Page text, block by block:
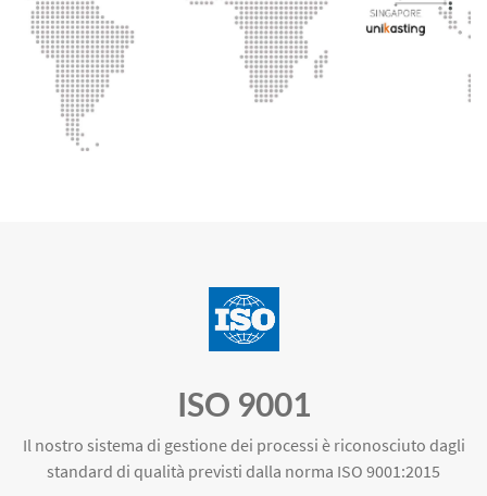
ISO 9001
Il nostro sistema di gestione dei processi è riconosciuto dagli
standard di qualità previsti dalla norma ISO 9001:2015